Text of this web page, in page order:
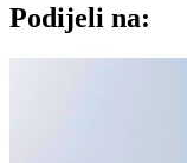
Podijeli na: